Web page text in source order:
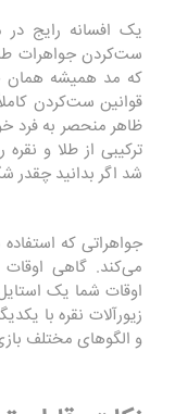
یک افسانه رایج در
ست‌کردن جواهرات
که مد همیشه همان
قوانین ست‌کردن
ظاهر منحصر به فرد
ترکیبی از طلا و
شد اگر بدانید چقدر
جواهراتی که
می‌کند. گاهی
اوقات شما یک
زیورآلات نقره با
و الگوهای مختلف